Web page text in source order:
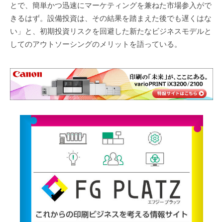
とで、簡単かつ迅速にマーケティングを兼ねた市場参入がで
きるはず。設備投資は、その結果を踏まえた後でも遅くはな
い」と、初期投資リスクを回避した新たなビジネスモデルと
してのアウトソーシングのメリットを語っている。